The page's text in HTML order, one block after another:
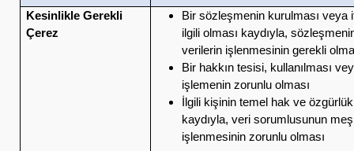
Kesinlikle Gerekli
Çerez
Bir sözleşmenin kurulması veya
ilgili olması kaydıyla,
verilerin işlenmesinin gerekli
Bir hakkın tesisi, kullanılması
işlemenin zorunlu olması
İlgili kişinin temel hak ve
kaydıyla, veri sorumlusunun
işlenmesinin zorunlu olması